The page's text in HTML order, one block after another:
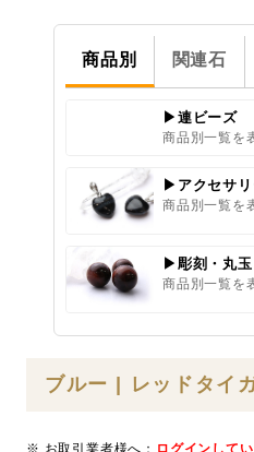
商品別 関連石
▶連ビーズ
商品別一覧を
▶アクセサ
商品別一覧を
▶彫刻・丸玉
商品別一覧を
ブルー | レッドタイ
※ お取引業者様へ： ログインして